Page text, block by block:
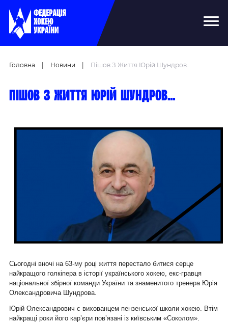
Головна Новини Пішов З Життя Юрій Шундров…
Пішов з життя Юрій Шундров…
Сьогодні вночі на 63-му році життя перестало битися серце
найкращого голкіпера в історії українського хокею, екс-гравця
національної збірної команди України та знаменитого тренера Юрія
Олександровича Шундрова.
Юрій Олександрович є вихованцем пензенської школи хокею. Втім
найкращі роки його кар’єри пов’язані із київським «Соколом».